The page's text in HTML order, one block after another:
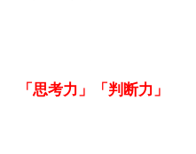
「思考力」「判 断力 」